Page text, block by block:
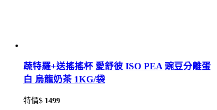
蔬特羅+送搖搖杯 愛舒彼 ISO PEA 豌豆分離蛋
白 烏龍奶茶 1KG/袋
特價$ 1499